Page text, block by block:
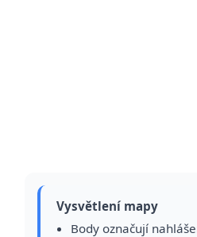
Vysvětlení mapy
Body označují